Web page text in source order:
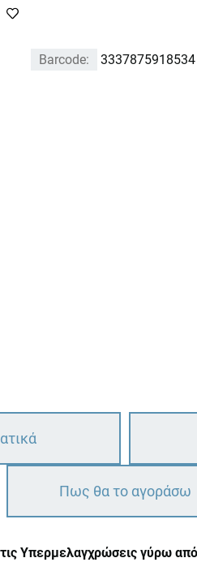
Barcode: 3337875918534
Πως θα το αγοράσω
Υπερμελαγχρώσεις γύρω